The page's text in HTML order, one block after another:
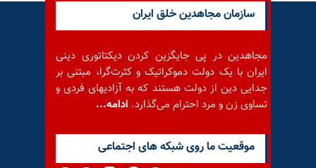
سازمان مجاهدین خلق ایران
مجاهدین در پی جایگزین کردن دیکتاتوری دینی
ایران با یک دولت دموکراتیک و کثرت‌گرا، مبتنی بر
جدایی دین از دولت هستند که به آزادیهای فردی و
تساوی زن و مرد احترام می‌گذارد. ادامه...
موقعيت ما روى شبكه هاى اجتماعى